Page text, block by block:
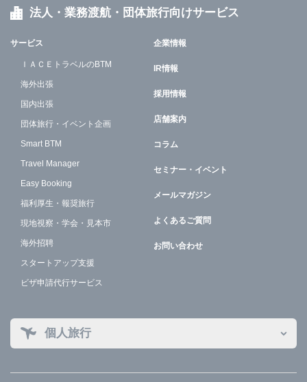
法人・業務渡航・団体旅行向けサービス
サービス
ＩＡＣＥトラベルのBTM
海外出張
国内出張
団体旅行・イベント企画
Smart BTM
Travel Manager
Easy Booking
福利厚生・報奨旅行
現地視察・学会・見本市
海外招聘
スタートアップ支援
ビザ申請代行サービス
企業情報
IR情報
採用情報
店舗案内
コラム
セミナー・イベント
メールマガジン
よくあるご質問
お問い合わせ
個人旅行